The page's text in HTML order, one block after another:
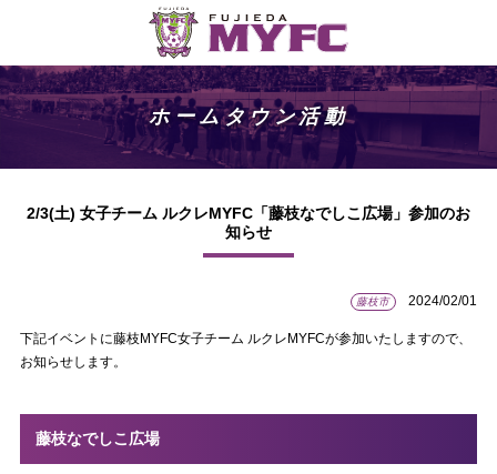
ホームタウン活動
2/3(土) 女子チーム ルクレMYFC「藤枝なでしこ広場」参加のお
知らせ
藤枝市 2024/02/01
下記イベントに藤枝MYFC女子チーム ルクレMYFCが参加いたしますので、
お知らせします。
藤枝なでしこ広場